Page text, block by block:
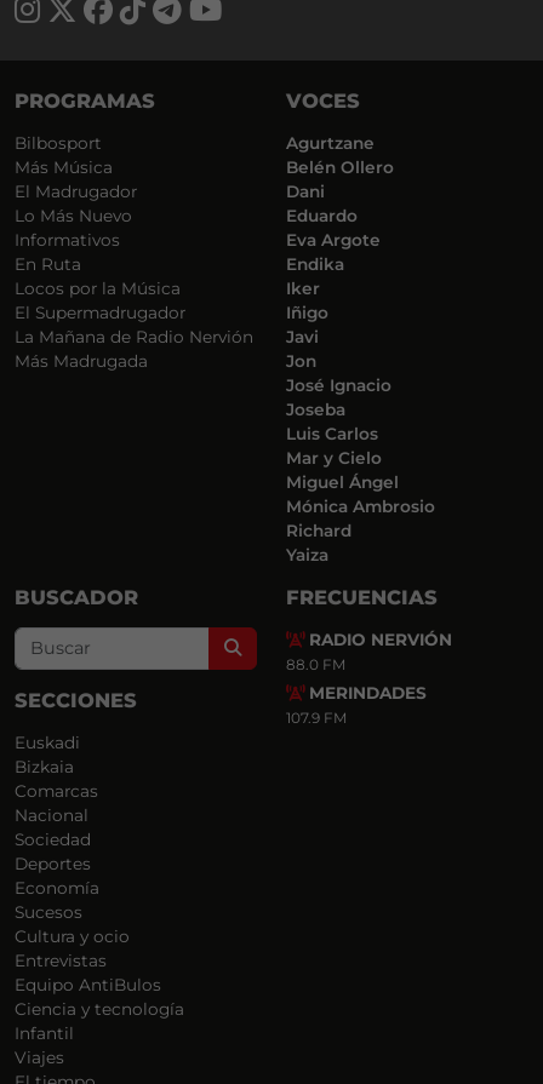
PROGRAMAS
Bilbosport
Más Música
El Madrugador
Lo Más Nuevo
Informativos
En Ruta
Locos por la Música
El Supermadrugador
La Mañana de Radio Nervión
Más Madrugada
VOCES
Agurtzane
Belén Ollero
Dani
Eduardo
Eva Argote
Endika
Iker
Iñigo
Javi
Jon
José Ignacio
Joseba
Luis Carlos
Mar y Cielo
Miguel Ángel
Mónica Ambrosio
Richard
Yaiza
BUSCADOR
Search
SECCIONES
Euskadi
Bizkaia
Comarcas
Nacional
Sociedad
Deportes
Economía
Sucesos
Cultura y ocio
Entrevistas
Equipo AntiBulos
Ciencia y tecnología
Infantil
Viajes
FRECUENCIAS
RADIO NERVIÓN
88.0 FM
MERINDADES
107.9 FM